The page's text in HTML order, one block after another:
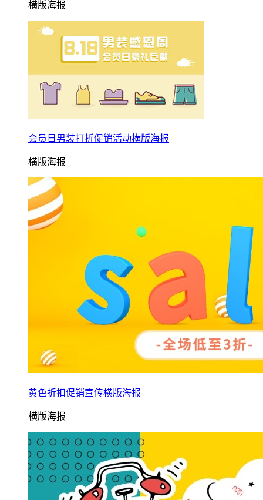
横版海报
会员日男装打折促销活动横版海报
横版海报
黄色折扣促销宣传横版海报
横版海报